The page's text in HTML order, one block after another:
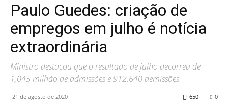
Paulo Guedes: criação de
empregos em julho é notícia
extraordinária
Ministro destacou que o resultado de julho decorreu de
1,043 milhão de admissões e 912.640 demissões
21 de agosto de 2020 0
650